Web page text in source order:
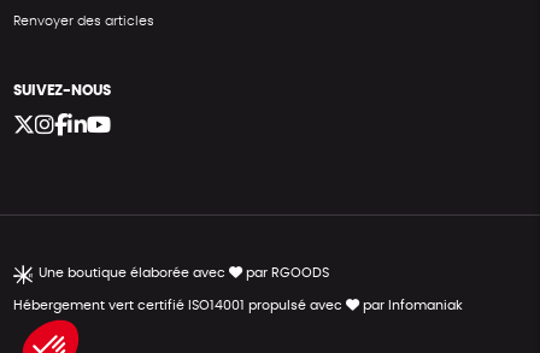
Renvoyer des articles
SUIVEZ-NOUS
Une boutique élaborée avec par RGOODS
Hébergement vert certifié ISO14001 propulsé avec par Infomaniak